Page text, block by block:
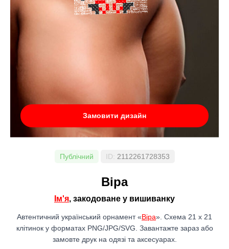
Замовити дизайн
Публічний ID: 2112261728353
Віра
Ім'я, закодоване у вишиванку
Автентичний український орнамент «Віра». Схема 21 x 21
клітинок у форматах PNG/JPG/SVG. Завантажте зараз або
замовте друк на одязі та аксесуарах.